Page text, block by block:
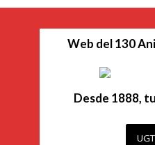
Web del 130
Desde 1888,